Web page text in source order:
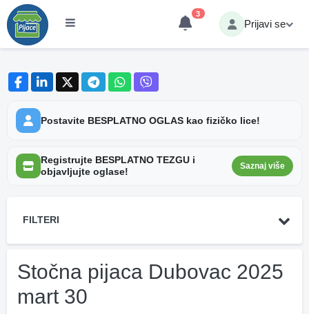
3
Prijavi se
Postavite BESPLATNO OGLAS kao fizičko lice!
Registrujte BESPLATNO TEZGU i
objavljujte oglase!
Saznaj više
FILTERI
Stočna pijaca Dubovac 2025
mart 30